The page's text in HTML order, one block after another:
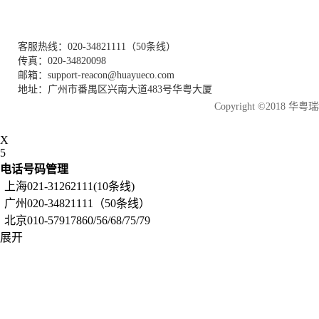
客服热线：020-34821111（50条线）
传真：020-34820098
邮箱：support-reacon@huayueco.com
地址：广州市番禺区兴南大道483号华粤大厦
Copyright ©2018 华粤
X
5
电话号码管理
上海021-31262111(10条线)
广州020-34821111（50条线）
北京010-57917860/56/68/75/79
展开